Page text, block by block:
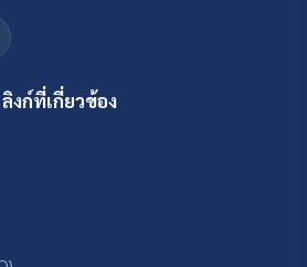
ลิงก์ที่เกี่ยวข้อง